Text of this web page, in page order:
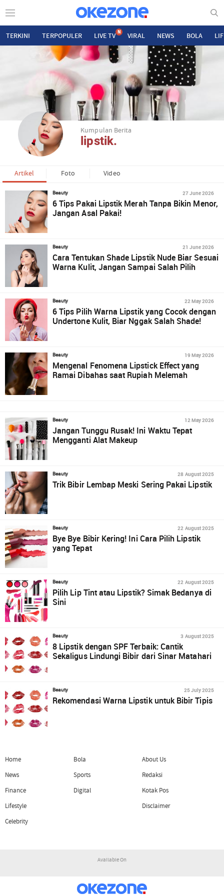
TERKINI TERPOPULER LIVE TV N VIRAL NEWS BOLA
Kumpulan Berita
lipstik.
Artikel Foto Video
Beauty 27 June 2026
6 Tips Pakai Lipstik Merah Tanpa Bikin Menor,
Jangan Asal Pakai!
Beauty 21 June 2026
Cara Tentukan Shade Lipstik Nude Biar Sesuai
Warna Kulit, Jangan Sampai Salah Pilih
Beauty 22 May 2026
6 Tips Pilih Warna Lipstik yang Cocok dengan
Undertone Kulit, Biar Nggak Salah Shade!
Beauty 19 May 2026
Mengenal Fenomena Lipstick Effect yang
Ramai Dibahas saat Rupiah Melemah
Beauty 12 May 2026
Jangan Tunggu Rusak! Ini Waktu Tepat
Mengganti Alat Makeup
Beauty 28 August 2025
Trik Bibir Lembap Meski Sering Pakai Lipstik
Beauty 22 August 2025
Bye Bye Bibir Kering! Ini Cara Pilih Lipstik
yang Tepat
Beauty 22 August 2025
Pilih Lip Tint atau Lipstik? Simak Bedanya di
Sini
Beauty 3 August 2025
8 Lipstik dengan SPF Terbaik: Cantik
Sekaligus Lindungi Bibir dari Sinar Matahari
Beauty 25 July 2025
Rekomendasi Warna Lipstik untuk Bibir Tipis
Home
News
Finance
Lifestyle
Celebrity
Bola
Sports
Digital
About Us
Redaksi
Kotak Pos
Disclaimer
Available On